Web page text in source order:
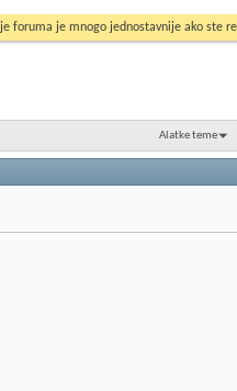
foruma je mnogo jednostavnije ako ste
Alatke teme